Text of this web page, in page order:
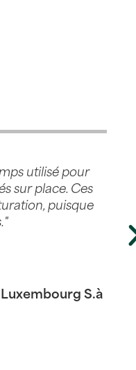
utilisé pour
sur place. Ces
puisque
S.à